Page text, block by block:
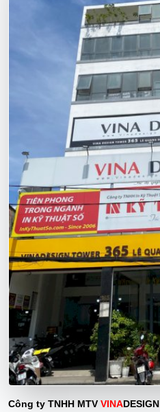
Công ty TNHH MTVVINADESIGN